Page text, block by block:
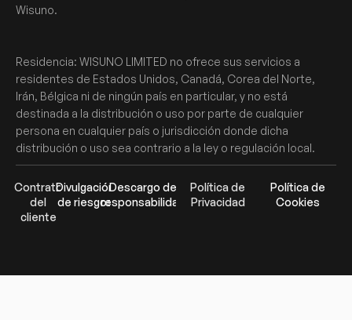
Wisuno.
Residencia: WISUNO LIMITED no ofrece sus servicios a
residentes de Estados Unidos, Canadá, Corea del Norte,
Irán, Bélgica ni de ningún país en particular, y no está
destinada a la distribución o uso por parte de cualquier
persona en cualquier país o jurisdicción donde dicha
distribución o uso sea contrario a la ley o regulación local.
Contrato
del
cliente
Divulgación
de riesgos
Descargo de
responsabilidad
Política de
Privacidad
Política de
Cookies